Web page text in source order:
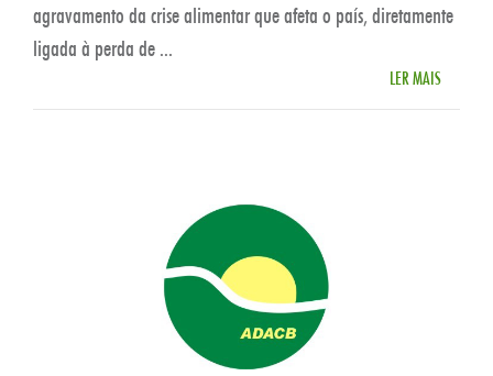
agravamento da crise alimentar que afeta o país, diretamente
ligada à perda de ...
LER MAIS